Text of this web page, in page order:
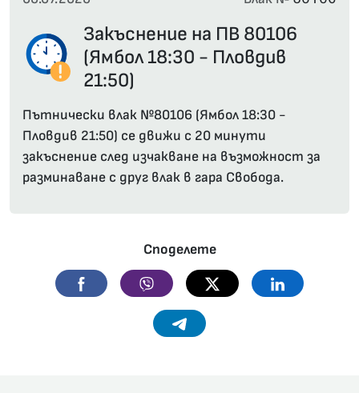
Закъснение на ПВ 80106
(Ямбол 18:30 - Пловдив
21:50)
Пътнически влак №80106 (Ямбол 18:30 -
Пловдив 21:50) се движи с 20 минути
закъснение след изчакване на възможност за
разминаване с друг влак в гара Свобода.
Споделете
Facebook Viber Twitter Linkedin
Telegram